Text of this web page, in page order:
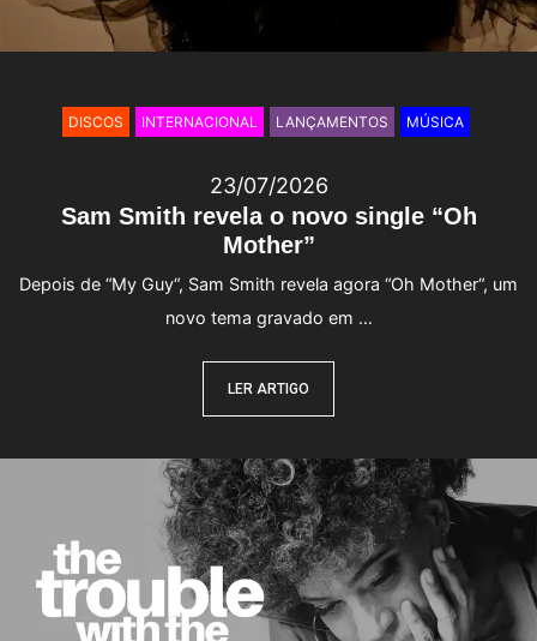
Sam Smith revela o novo single “Oh
Mother”
23/07/2026
Depois de “My Guy“, Sam Smith revela agora “Oh Mother“, um
novo tema gravado em …
LER ARTIGO
DISCOS INTERNACIONAL LANÇAMENTOS MÚSICA